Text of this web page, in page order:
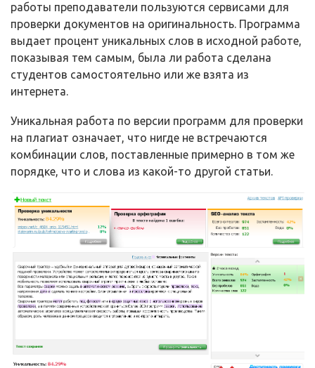
работы преподаватели пользуются сервисами для
проверки документов на оригинальность. Программа
выдает процент уникальных слов в исходной работе,
показывая тем самым, была ли работа сделана
студентов самостоятельно или же взята из
интернета.
Уникальная работа по версии программ для проверки
на плагиат означает, что нигде не встречаются
комбинации слов, поставленные примерно в том же
порядке, что и слова из какой-то другой статьи.